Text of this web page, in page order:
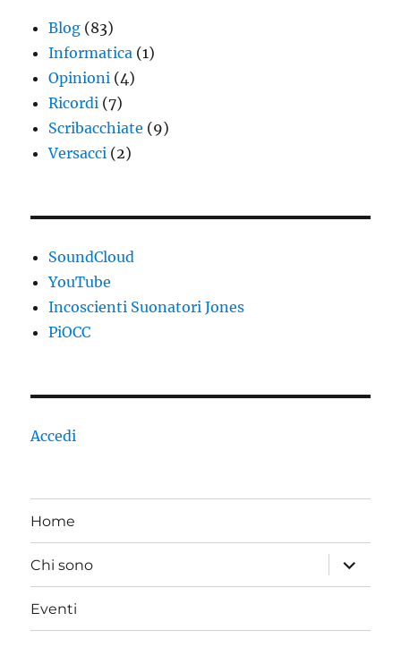
Blog (83)
Informatica (1)
Opinioni (4)
Ricordi (7)
Scribacchiate (9)
Versacci (2)
SoundCloud
YouTube
Incoscienti Suonatori Jones
PiOCC
Accedi
Home
Chi sono
apri
i
menu
Eventi